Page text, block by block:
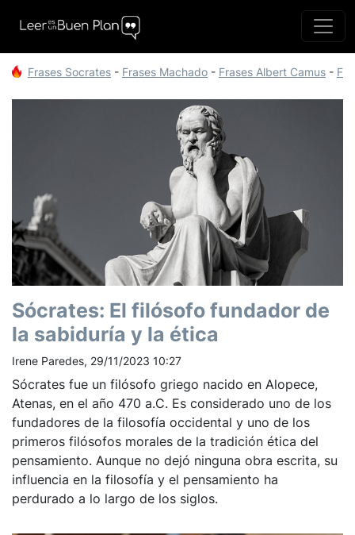
Frases Socrates - Frases Machado - Frases Albert Camus -
Sócrates: El filósofo fundador de
la sabiduría y la ética
Irene Paredes, 29/11/2023 10:27
Sócrates fue un filósofo griego nacido en Alopece,
Atenas, en el año 470 a.C. Es considerado uno de los
fundadores de la filosofía occidental y uno de los
primeros filósofos morales de la tradición ética del
pensamiento. Aunque no dejó ninguna obra escrita, su
influencia en la filosofía y el pensamiento ha
perdurado a lo largo de los siglos.